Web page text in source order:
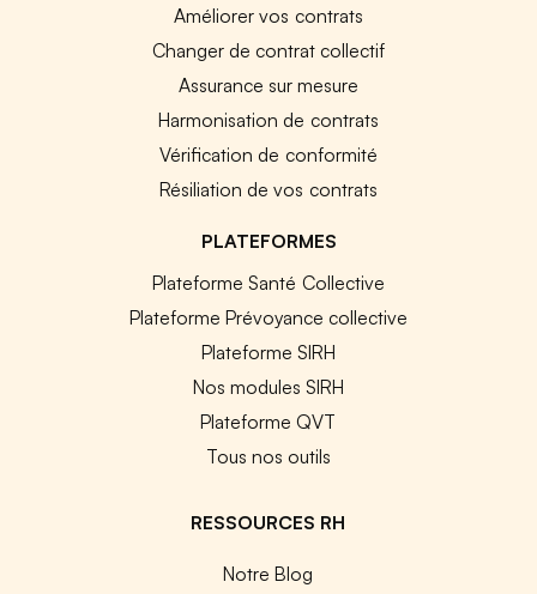
Améliorer vos contrats
Changer de contrat collectif
Assurance sur mesure
Harmonisation de contrats
Vérification de conformité
Résiliation de vos contrats
PLATEFORMES
Plateforme Santé Collective
Plateforme Prévoyance collective
Plateforme SIRH
Nos modules SIRH
Plateforme QVT
Tous nos outils
RESSOURCES RH
Notre Blog